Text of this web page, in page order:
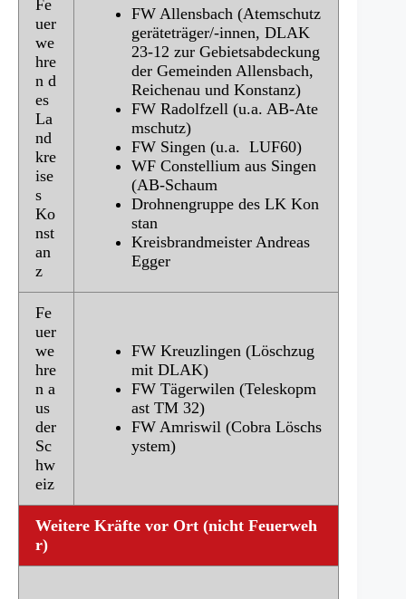
Fe
uer
we
hre
n d
es
La
nd
kre
ise
s
Ko
nst
an
z
FW Allensbach (Atemschutz
geräteträger/-innen, DLAK
23-12 zur Gebietsabdeckung
der Gemeinden Allensbach,
Reichenau und Konstanz)
FW Radolfzell (u.a. AB-Ate
mschutz)
FW Singen (u.a. LUF60)
WF Constellium aus Singen
(AB-Schaum
Drohnengruppe des LK Kon
stan
Kreisbrandmeister Andreas
Egger
Fe
uer
we
hre
n a
us
der
Sc
hw
eiz
FW Kreuzlingen (Löschzug
mit DLAK)
FW Tägerwilen (Teleskopm
ast TM 32)
FW Amriswil (Cobra Löschs
ystem)
Weitere Kräfte vor Ort (nicht Feuerweh
r)